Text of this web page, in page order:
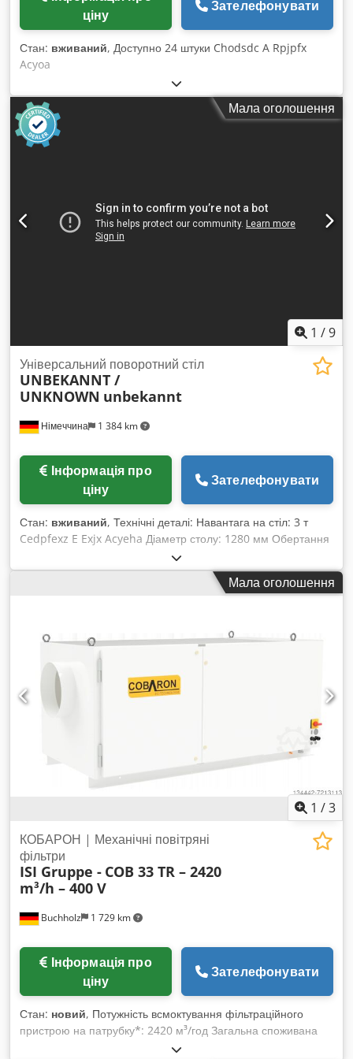
ціну
Зателефонувати
Стан: вживаний, Доступно 24 штуки Chodsdc A Rpjpfx
Acyoa
Мала оголошення
1 /9
Німеччина 1 384 km
Універсальний поворотний стіл
UNBEKANNT /
UNKNOWN unbekannt
ціну
Зателефонувати
Стан: вживаний, Технічні деталі: Навантага на стіл: 3 т
Cedpfexz E Exjx Acyeha Діаметр столу: 1280 мм Обертання
столу: 0–180 градусів Нахил столу: ні / 0 градусів Вага
машини приблизно: 1 376 кг Габарити (Д×Ш×В): 1,4 × 1,7 ×
0,18 м Позиціонуючий стіл Випробувана
0 градусів на 180 градусів і далі повертається назад на 0
градусів. Може бути модернізовано до максимум 270°
Мала оголошення
1 /3
Buchholz 1 729 km
КОБАРОН | Механічні повітряні
фільтри
ISI Gruppe - COB 33 TR – 2420
m³/h – 400 V
ціну
Зателефонувати
Стан: новий, Потужність всмоктування фільтраційного
пристрою на патрубку*: 2420 м³/год Загальна споживана
потужність*: 1,84 кВт Робоча напруга: 400 В, 50/60 Гц, 3